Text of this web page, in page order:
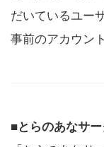
だいているユー
事前のアカウン
■とらのあなサ